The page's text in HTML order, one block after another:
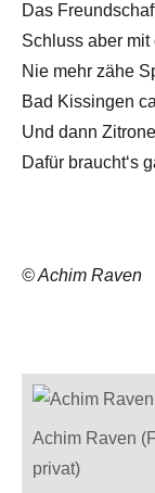
Das
Schluss aber
Nie mehr zähe
Bad Kissingen
Und dann
Dafür braucht‘s
© Achim Raven
Achim Raven
privat)